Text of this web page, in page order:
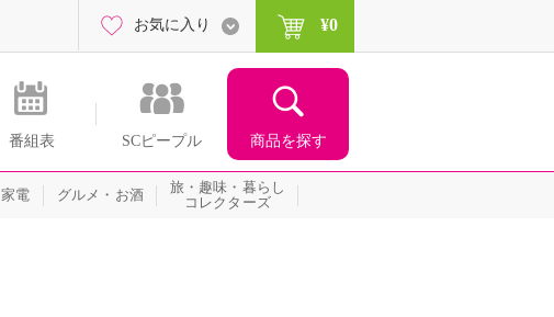
番組表 SCピープル 商品を探す
お気に入り ¥0
家電 グルメ・お酒
旅・趣味・暮らし
コレクターズ